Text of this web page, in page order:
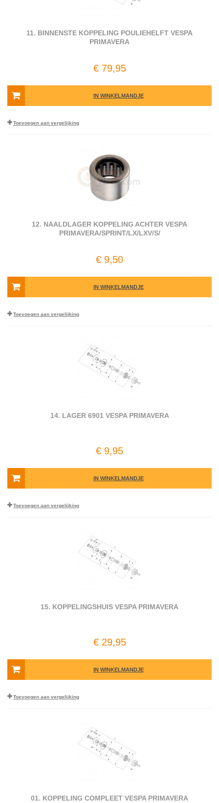
11. BINNENSTE KOPPELING POULIEHELFT VESPA
PRIMAVERA
€ 79,95
IN WINKELMANDJE
Toevoegen aan vergelijking
12. NAALDLAGER KOPPELING ACHTER VESPA
PRIMAVERA/SPRINT/LX/LXV/S/
€ 9,50
IN WINKELMANDJE
Toevoegen aan vergelijking
14. LAGER 6901 VESPA PRIMAVERA
€ 9,95
IN WINKELMANDJE
Toevoegen aan vergelijking
15. KOPPELINGSHUIS VESPA PRIMAVERA
€ 29,95
IN WINKELMANDJE
Toevoegen aan vergelijking
01. KOPPELING COMPLEET VESPA PRIMAVERA